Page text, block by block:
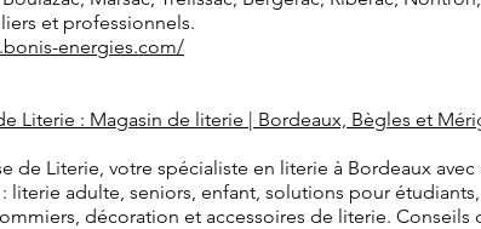
et professionnels.
energies.com/
Literie : Magasin de literie | Bordeaux, Bègles et
de Literie, votre spécialiste en literie à Bordeaux
literie adulte, seniors, enfant, solutions pour
décoration et accessoires de literie.